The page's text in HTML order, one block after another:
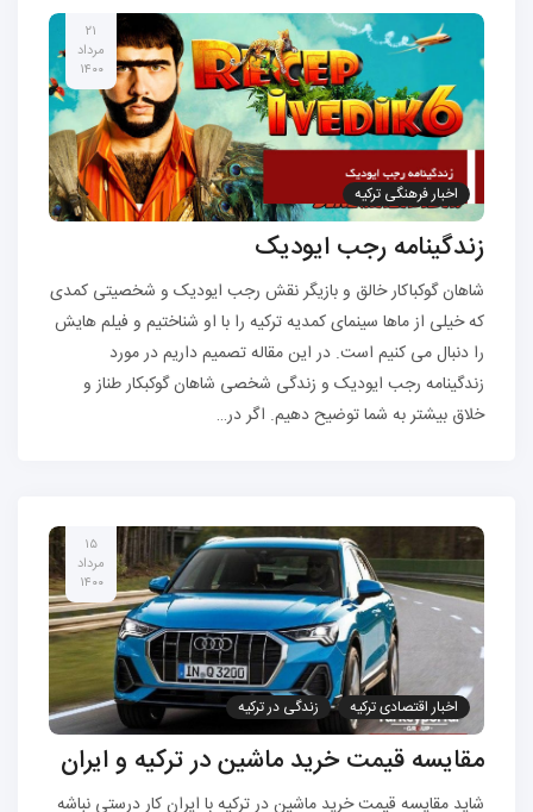
۲۱
مرداد
۱۴۰۰
اخبار فرهنگی ترکیه
زندگینامه رجب ایودیک
شاهان گوکباکار خالق و بازیگر نقش رجب ایودیک و شخصیتی کمدی
که خیلی از ماها سینمای کمدیه ترکیه را با او شناختیم و فیلم هایش
را دنبال می کنیم است. در این مقاله تصمیم داریم در مورد
زندگینامه رجب ایودیک و زندگی شخصی شاهان گوکبکار طناز و
خلاق بیشتر به شما توضیح دهیم. اگر در…
۱۵
مرداد
۱۴۰۰
اخبار اقتصادی ترکیه زندگی در ترکیه
مقایسه قیمت خرید ماشین در ترکیه و ایران
شاید مقایسه قیمت خرید ماشین در ترکیه با ایران کار درستی نباشه